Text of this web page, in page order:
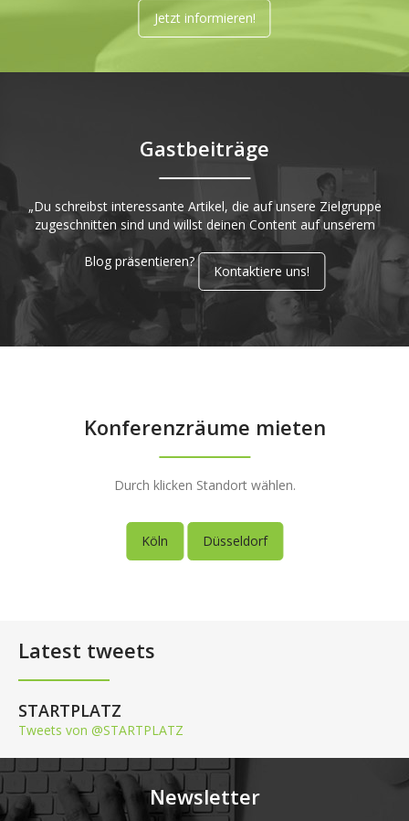
Jetzt informieren!
Gastbeiträge
„Du schreibst interessante Artikel, die auf unsere Zielgruppe
zugeschnitten sind und willst deinen Content auf unserem
Blog präsentieren?
Kontaktiere uns!
Konferenzräume mieten
Durch klicken Standort wählen.
Köln Düsseldorf
Latest tweets
STARTPLATZ
Tweets von @STARTPLATZ
Newsletter